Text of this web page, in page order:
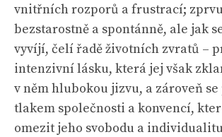
vnitřních rozporů a frustrací;
bezstarostně a spontánně, ale jak
vyvíjí, čelí řadě životních zvratů –
intenzivní lásku, která jej však
v něm hlubokou jizvu, a zároveň se
tlakem společnosti a konvencí,
omezit jeho svobodu a